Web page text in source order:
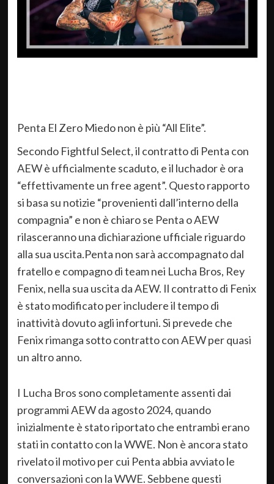
Penta El Zero Miedo non è più “All Elite”.
Secondo Fightful Select, il contratto di Penta con
AEW è ufficialmente scaduto, e il luchador è ora
“effettivamente un free agent”. Questo rapporto
si basa su notizie “provenienti dall’interno della
compagnia” e non è chiaro se Penta o AEW
rilasceranno una dichiarazione ufficiale riguardo
alla sua uscita.Penta non sarà accompagnato dal
fratello e compagno di team nei Lucha Bros, Rey
Fenix, nella sua uscita da AEW. Il contratto di Fenix
è stato modificato per includere il tempo di
inattività dovuto agli infortuni. Si prevede che
Fenix rimanga sotto contratto con AEW per quasi
un altro anno.
I Lucha Bros sono completamente assenti dai
programmi AEW da agosto 2024, quando
inizialmente è stato riportato che entrambi erano
stati in contatto con la WWE. Non è ancora stato
rivelato il motivo per cui Penta abbia avviato le
conversazioni con la WWE. Sebbene questi